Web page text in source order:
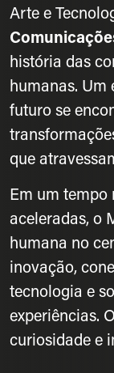
Arte e
história das
humanas. Um
futuro se
que
Em um
aceleradas, o
humana no
inovação,
tecnologia e
experiências.
curiosidade e